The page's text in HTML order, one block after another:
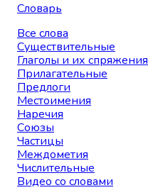
Словарь
Все слова
Существительные
Глаголы и их спряжения
Прилагательные
Предлоги
Местоимения
Наречия
Союзы
Частицы
Междометия
Числительные
Видео со словами